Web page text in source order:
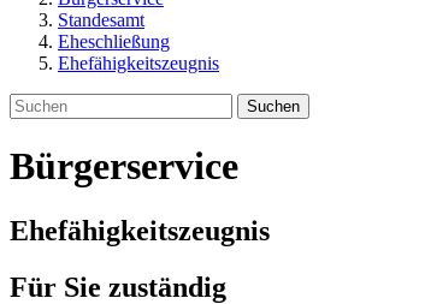
Standesamt
Eheschließung
Ehefähigkeitszeugnis
Suchen
Bürgerservice
Ehefähigkeitszeugnis
Für Sie zuständig